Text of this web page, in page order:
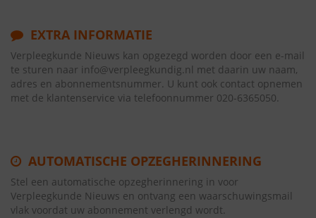
EXTRA INFORMATIE
Verpleegkunde Nieuws kan opgezegd worden door een e-mail
te sturen naar info@verpleegkundig.nl met daarin uw naam,
adres en abonnementsnummer. U kunt ook contact opnemen
met de klantenservice via telefoonnummer 020-6365050.
AUTOMATISCHE OPZEGHERINNERING
Stel een automatische opzegherinnering in voor
Verpleegkunde Nieuws en ontvang een waarschuwingsmail
vlak voordat uw abonnement verlengd wordt.